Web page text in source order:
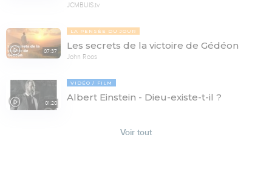
JCMBUIS.tv
07:37
LA PENSÉE DU JOUR
Les secrets de la victoire de Gédéon
John Roos
01:20
VIDÉO FILM
Albert Einstein - Dieu-existe-t-il ?
Voir tout